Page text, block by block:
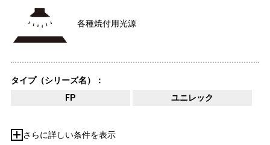
各種焼付用光源
タイプ（シリーズ名）：
FP
ユニレック
さらに詳しい条件を表示